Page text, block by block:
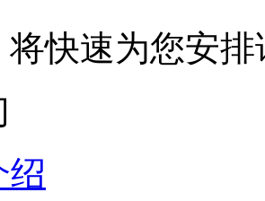
快速为您安
绍